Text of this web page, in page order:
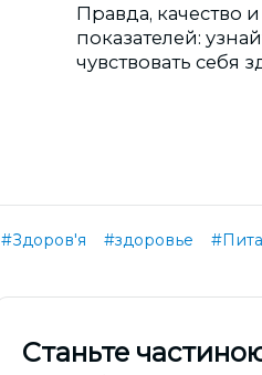
Правда, качество
показателей:
чувствовать себя
#Здоров'я #здоровье
Cтаньте